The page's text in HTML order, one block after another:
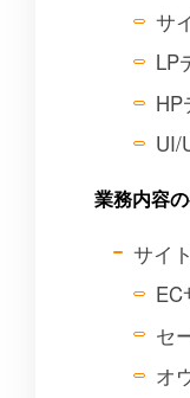
サ
LP
HP
UI/
業務内容
サイ
EC
セ
オ